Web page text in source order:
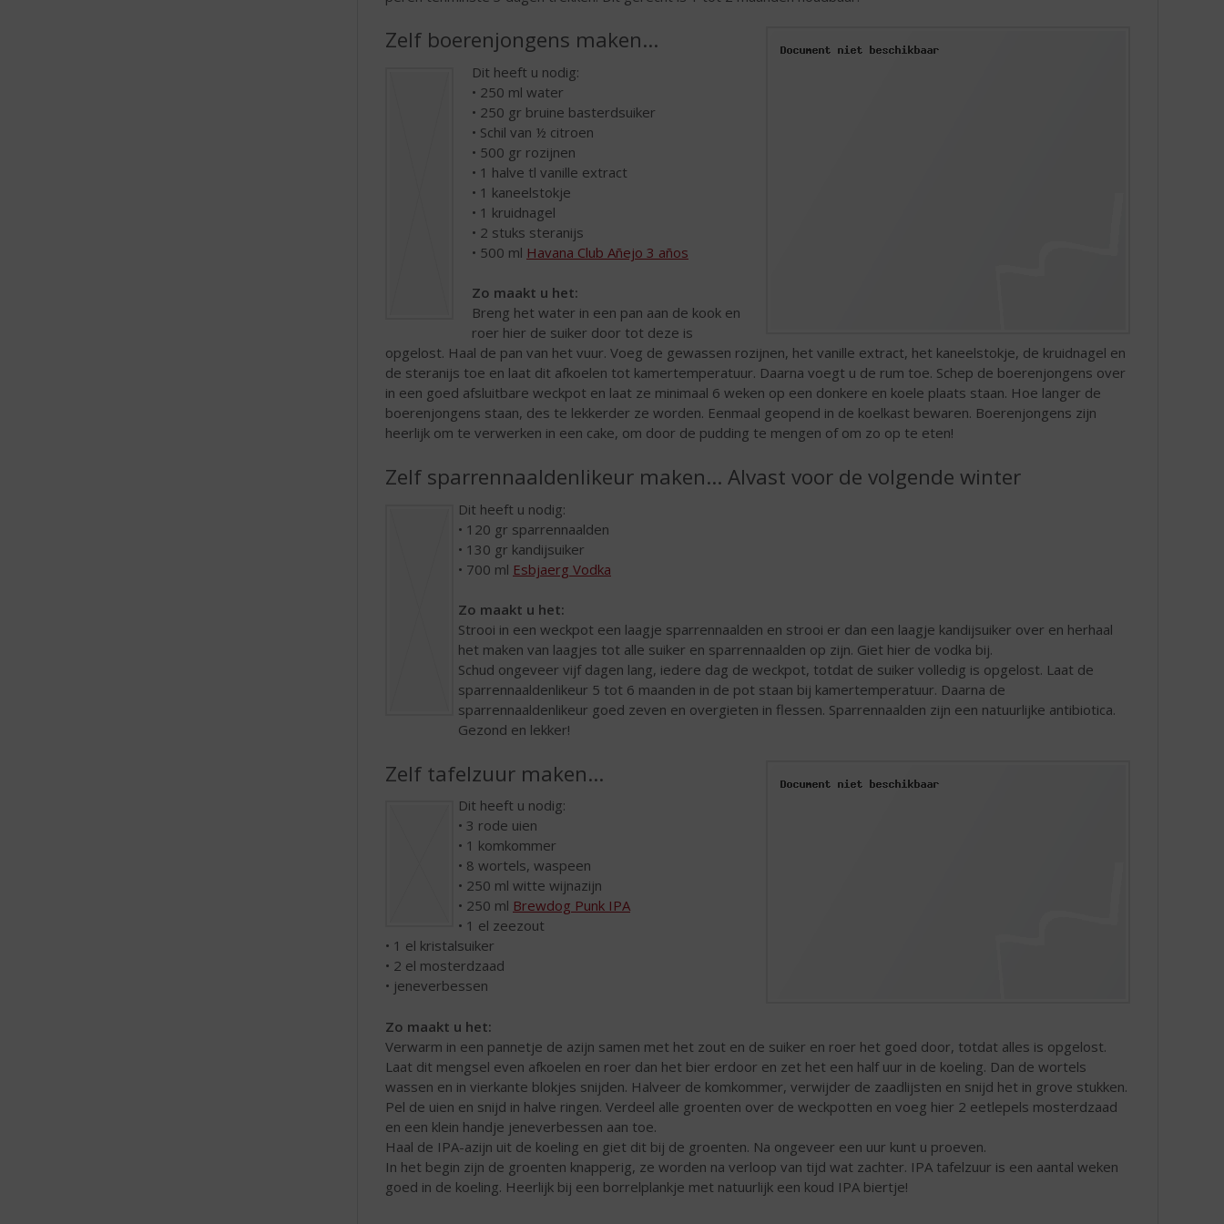
Zelf boerenjongens maken…
Dit heeft u nodig:
• 250 ml water
• 250 gr bruine basterdsuiker
• Schil van ½ citroen
• 500 gr rozijnen
• 1 halve tl vanille extract
• 1 kaneelstokje
• 1 kruidnagel
• 2 stuks steranijs
• 500 ml Havana Club Añejo 3 años
Zo maakt u het:
Breng het water in een pan aan de kook en
roer hier de suiker door tot deze is
opgelost. Haal de pan van het vuur. Voeg de gewassen rozijnen, het vanille extract, het kaneelstokje, de kruidnagel en
de steranijs toe en laat dit afkoelen tot kamertemperatuur. Daarna voegt u de rum toe. Schep de boerenjongens over
in een goed afsluitbare weckpot en laat ze minimaal 6 weken op een donkere en koele plaats staan. Hoe langer de
boerenjongens staan, des te lekkerder ze worden. Eenmaal geopend in de koelkast bewaren. Boerenjongens zijn
heerlijk om te verwerken in een cake, om door de pudding te mengen of om zo op te eten!
Zelf sparrennaaldenlikeur maken… Alvast voor de volgende winter
Dit heeft u nodig:
• 120 gr sparrennaalden
• 130 gr kandijsuiker
• 700 ml Esbjaerg Vodka
Zo maakt u het:
Strooi in een weckpot een laagje sparrennaalden en strooi er dan een laagje kandijsuiker over en herhaal
het maken van laagjes tot alle suiker en sparrennaalden op zijn. Giet hier de vodka bij.
Schud ongeveer vijf dagen lang, iedere dag de weckpot, totdat de suiker volledig is opgelost. Laat de
sparrennaaldenlikeur 5 tot 6 maanden in de pot staan bij kamertemperatuur. Daarna de
sparrennaaldenlikeur goed zeven en overgieten in flessen. Sparrennaalden zijn een natuurlijke antibiotica.
Gezond en lekker!
Zelf tafelzuur maken…
Dit heeft u nodig:
• 3 rode uien
• 1 komkommer
• 8 wortels, waspeen
• 250 ml witte wijnazijn
• 250 ml Brewdog Punk IPA
• 1 el zeezout
• 1 el kristalsuiker
• 2 el mosterdzaad
• jeneverbessen
Zo maakt u het:
Verwarm in een pannetje de azijn samen met het zout en de suiker en roer het goed door, totdat alles is opgelost.
Laat dit mengsel even afkoelen en roer dan het bier erdoor en zet het een half uur in de koeling. Dan de wortels
wassen en in vierkante blokjes snijden. Halveer de komkommer, verwijder de zaadlijsten en snijd het in grove stukken.
Pel de uien en snijd in halve ringen. Verdeel alle groenten over de weckpotten en voeg hier 2 eetlepels mosterdzaad
en een klein handje jeneverbessen aan toe.
Haal de IPA-azijn uit de koeling en giet dit bij de groenten. Na ongeveer een uur kunt u proeven.
In het begin zijn de groenten knapperig, ze worden na verloop van tijd wat zachter. IPA tafelzuur is een aantal weken
goed in de koeling. Heerlijk bij een borrelplankje met natuurlijk een koud IPA biertje!